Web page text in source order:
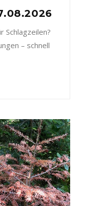
Schlagzeilen?
– schnell